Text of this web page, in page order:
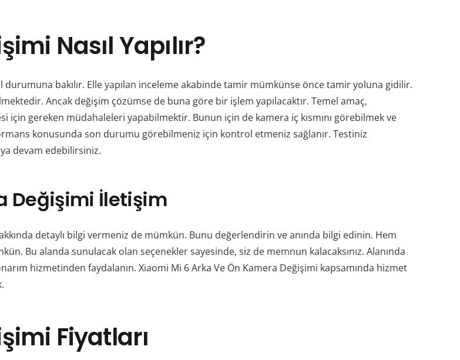
Nasıl Yapılır?
durumuna bakılır. Elle yapılan inceleme akabinde tamir mümkünse önce tamir yoluna gidilir.
Ancak değişim çözümse de buna göre bir işlem yapılacaktır. Temel amaç,
için gereken müdahaleleri yapabilmektir. Bunun için de kamera iç kısmını görebilmek ve
konusunda son durumu görebilmeniz için kontrol etmeniz sağlanır. Testiniz
devam edebilirsiniz.
Değişimi İletişim
detaylı bilgi vermeniz de mümkün. Bunu değerlendirin ve anında bilgi edinin. Hem
Bu alanda sunulacak olan seçenekler sayesinde, siz de memnun kalacaksınız. Alanında
hizmetinden faydalanın. Xiaomi Mi 6 Arka Ve Ön Kamera Değişimi kapsamında hizmet
Fiyatları